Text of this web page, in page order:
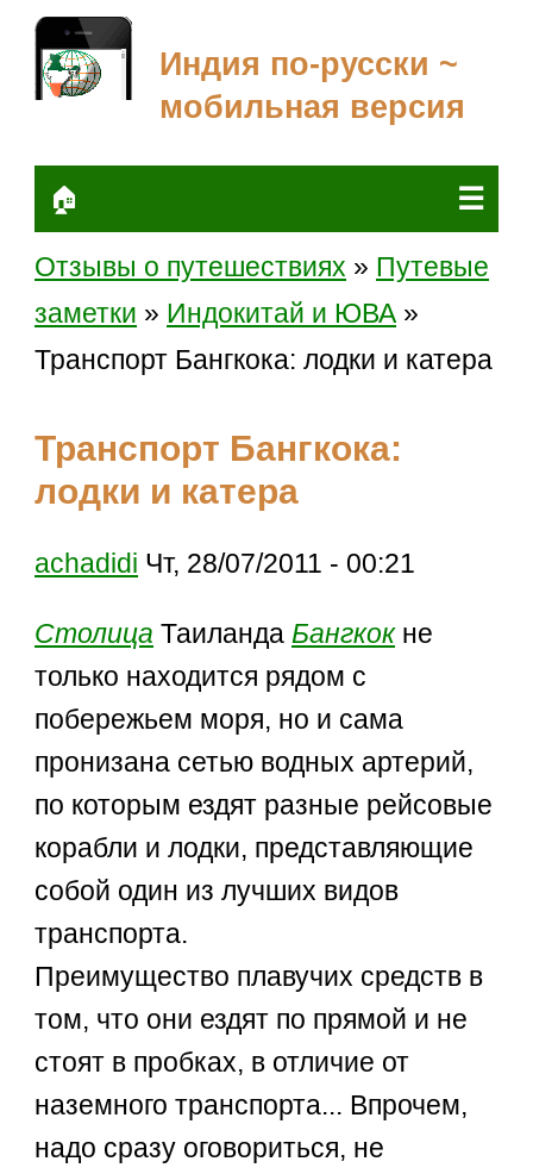
Индия по-русски ~
мобильная версия
🏠 ☰
Отзывы о путешествиях » Путевые
заметки » Индокитай и ЮВА»
Транспорт Бангкока: лодки и катера
Транспорт Бангкока:
лодки и катера
achadidi Чт, 28/07/2011 - 00:21
Столица ТаиландаБангкокне
только находится рядом с
побережьем моря, но и сама
пронизана сетью водных артерий,
по которым ездят разные рейсовые
корабли и лодки, представляющие
собой один из лучших видов
транспорта.
Преимущество плавучих средств в
том, что они ездят по прямой и не
стоят в пробках, в отличие от
наземного транспорта... Впрочем,
надо сразу оговориться, не